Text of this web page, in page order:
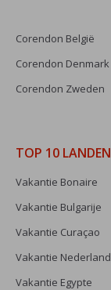
Corendon België
Corendon Denmark
Corendon Zweden
TOP 10 LANDEN
Vakantie Bonaire
Vakantie Bulgarije
Vakantie Curaçao
Vakantie Nederland
Vakantie Egypte